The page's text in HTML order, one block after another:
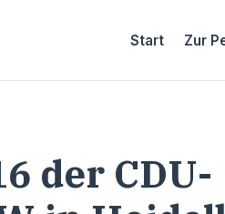
Start Zur
der CDU-